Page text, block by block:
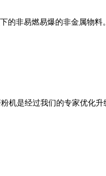
的非易燃易爆的非金属物
机是经过我们的专家优化